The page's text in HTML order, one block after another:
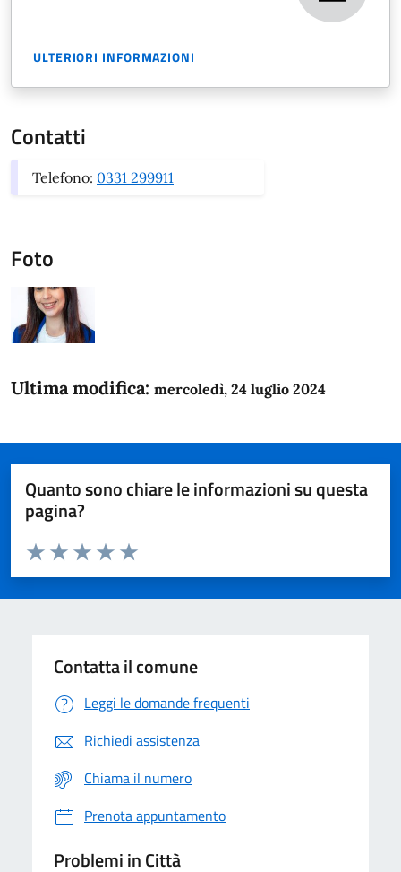
ULTERIORI INFORMAZIONI
Contatti
Telefono: 0331 299911
Foto
Ultima modifica: mercoledì, 24 luglio 2024
Quanto sono chiare le informazioni su questa
pagina?
Domanda
Valuta da 1 a 5 stelle la pagina
Valuta 5 stelle su 5
Valuta 4 stelle su 5
Valuta 3 stelle su 5
Valuta 2 stelle su 5
Valuta 1 stelle su 5
Contatta il comune
Leggi le domande frequenti
Richiedi assistenza
Chiama il numero
Prenota appuntamento
Problemi in Città